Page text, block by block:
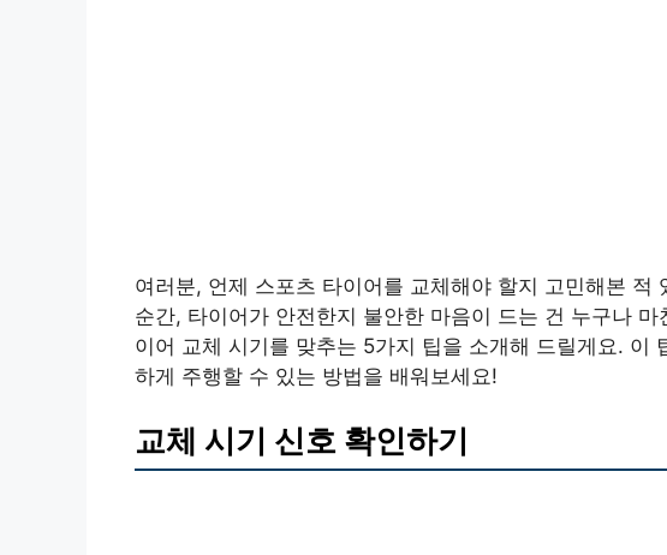
여러분, 언제 스포츠 타이어를 교체해야 할지 고민해본
순간, 타이어가 안전한지 불안한 마음이 드는 건 누구나
이어 교체 시기를 맞추는 5가지 팁을 소개해 드릴게요. 이
하게 주행할 수 있는 방법을 배워보세요!
교체 시기 신호 확인하기